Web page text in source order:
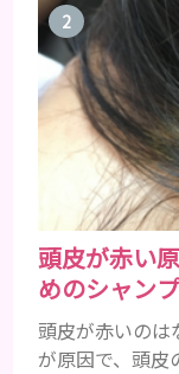
にツヤがあっ
でペタンとす
ょう。特に大
以降の男性に悩
髪が生え変わる
ます。髪が太
頭皮が赤い
めのシャン
頭皮が赤いのは
が原因で、頭皮